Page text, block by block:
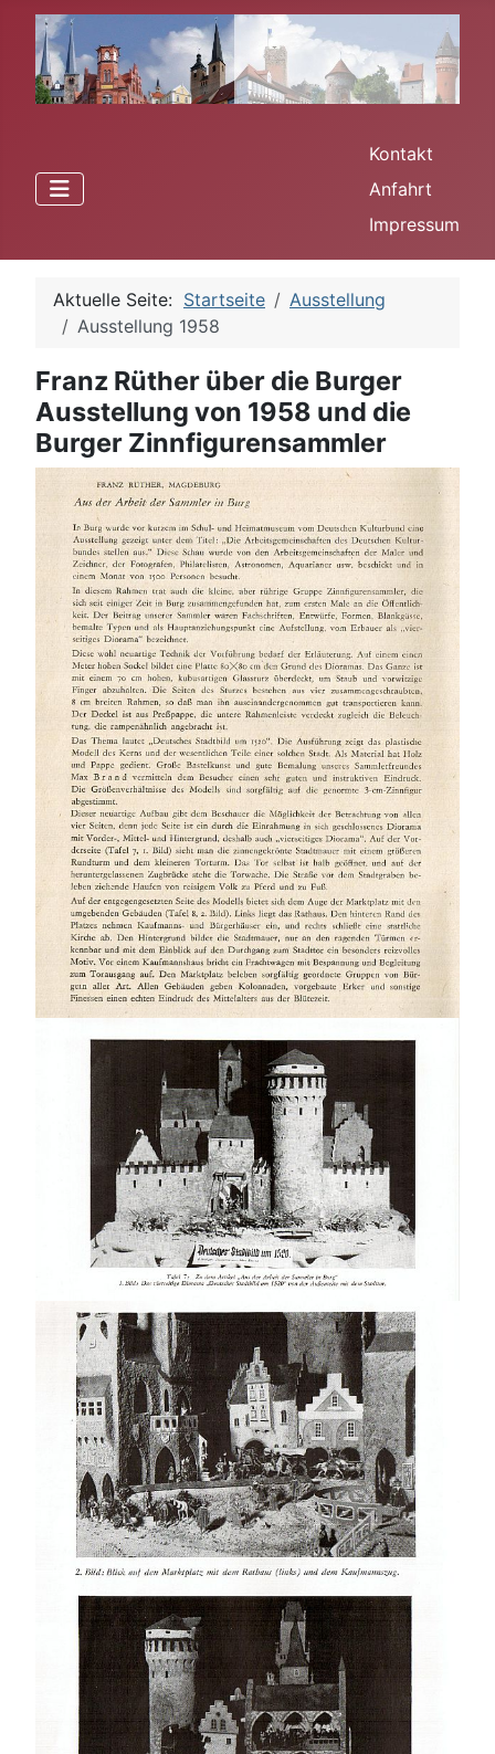
Kontakt
Anfahrt
Impressum
Aktuelle Seite: Startseite
Ausstellung
Ausstellung 1958
Franz Rüther über die Burger
Ausstellung von 1958 und die
Burger Zinnfigurensammler